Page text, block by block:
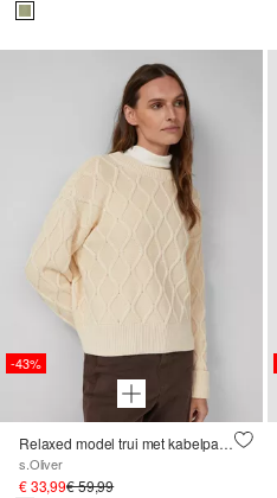
-43%
Relaxed model trui met kabelpatroon
s.Oliver
€ 33,99€ 59,99